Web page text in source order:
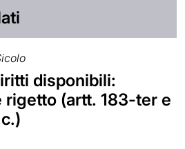
disponibili:
rigetto (artt. 183-ter e